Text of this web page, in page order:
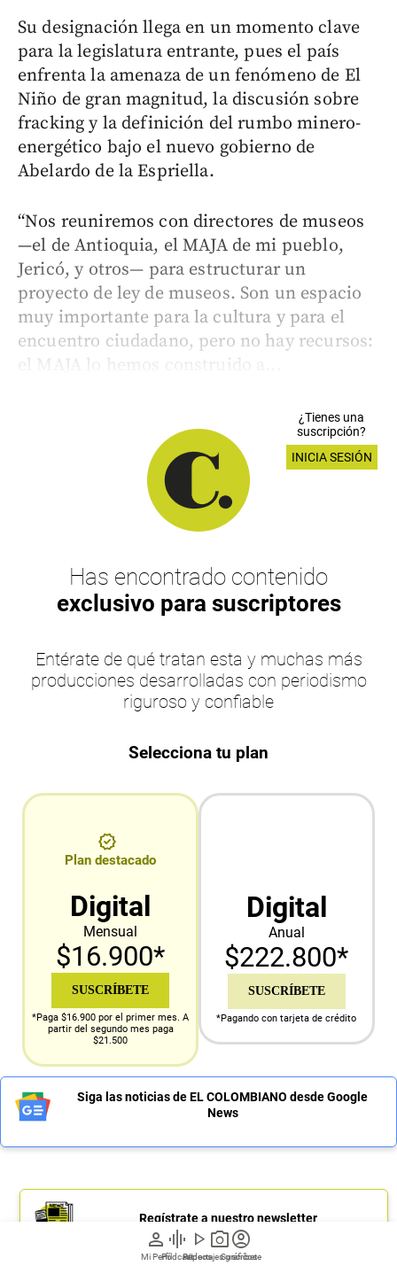
person
Mi Perfil
graphic_eq
Pódcast
play_arrow
Videos
photo_camera
Reportajes gráficos
account_circle
Suscríbete
Su designación llega en un momento clave
para la legislatura entrante, pues el país
enfrenta la amenaza de un fenómeno de El
Niño de gran magnitud, la discusión sobre
fracking y la definición del rumbo minero-
energético bajo el nuevo gobierno de
Abelardo de la Espriella.
“Nos reuniremos con directores de museos
—el de Antioquia, el MAJA de mi pueblo,
Jericó, y otros— para estructurar un
proyecto de ley de museos. Son un espacio
muy importante para la cultura y para el
encuentro ciudadano, pero no hay recursos:
el MAJA lo hemos construido a...
¿Tienes una
suscripción?
INICIA SESIÓN
Has encontrado contenido
exclusivo para suscriptores
Entérate de qué tratan esta y muchas más
producciones desarrolladas con periodismo
riguroso y confiable
Selecciona tu plan
Plan destacado
Digital
Mensual
$16.900*
SUSCRÍBETE
*Paga $16.900 por el primer mes. A
partir del segundo mes paga
$21.500
Digital
Anual
$222.800*
SUSCRÍBETE
*Pagando con tarjeta de crédito
Siga las noticias de EL COLOMBIANO desde Google
News
Regístrate a nuestro newsletter